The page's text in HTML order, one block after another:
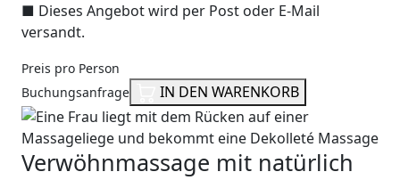
■ Dieses Angebot wird per Post oder E-Mail
versandt.
Preis pro Person
Buchungsanfrage
IN DEN WARENKORB
Verwöhnmassage mit natürlich